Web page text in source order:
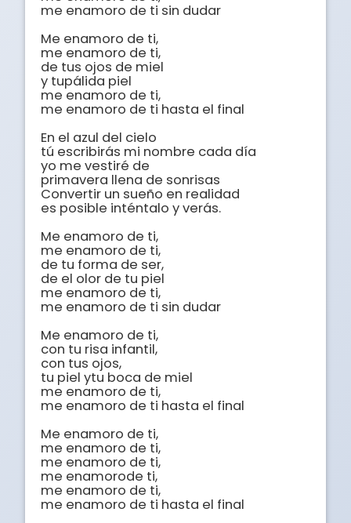
me enamoro de ti sin dudar
Me enamoro de ti,
me enamoro de ti,
de tus ojos de miel
y tupálida piel
me enamoro de ti,
me enamoro de ti hasta el final
En el azul del cielo
tú escribirás mi nombre cada día
yo me vestiré de
primavera llena de sonrisas
Convertir un sueño en realidad
es posible inténtalo y verás.
Me enamoro de ti,
me enamoro de ti,
de tu forma de ser,
de el olor de tu piel
me enamoro de ti,
me enamoro de ti sin dudar
Me enamoro de ti,
con tu risa infantil,
con tus ojos,
tu piel ytu boca de miel
me enamoro de ti,
me enamoro de ti hasta el final
Me enamoro de ti,
me enamoro de ti,
me enamoro de ti,
me enamorode ti,
me enamoro de ti,
me enamoro de ti hasta el final